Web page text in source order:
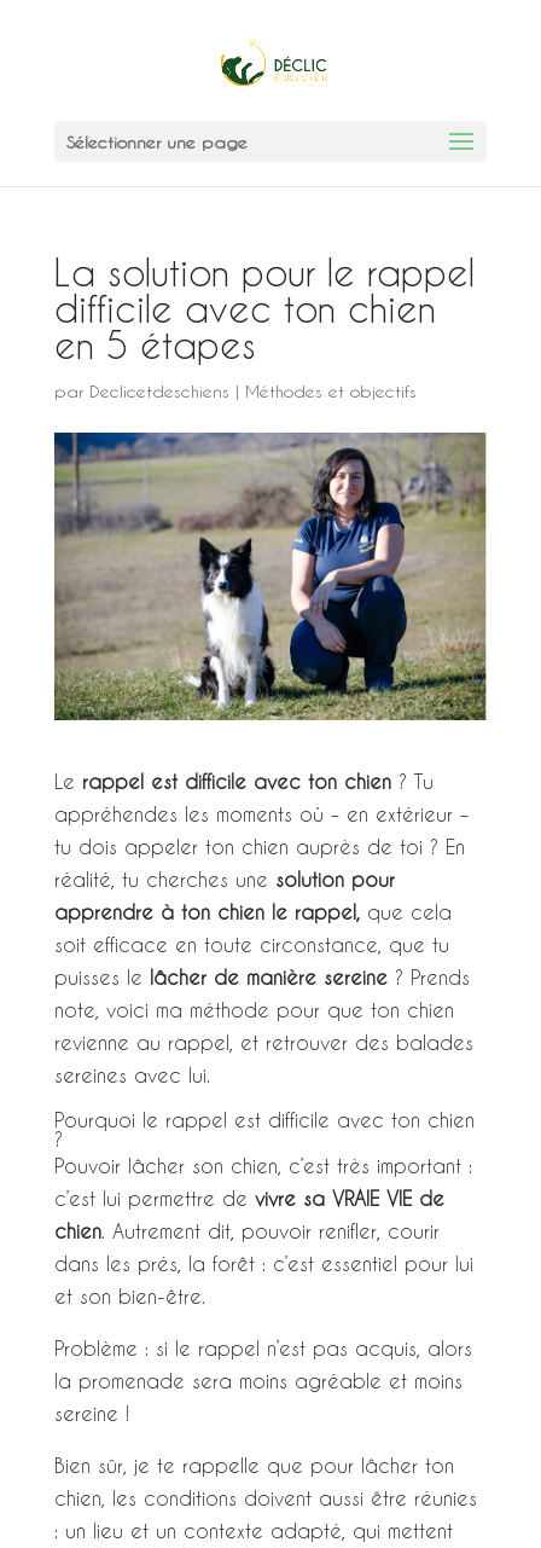
Sélectionner une page
La solution pour le rappel
difficile avec ton chien
en 5 étapes
par Declicetdeschiens | Méthodes et objectifs
Le rappel est difficile avec ton chien ? Tu
appréhendes les moments où – en extérieur –
tu dois appeler ton chien auprès de toi ? En
réalité, tu cherches une solution pour
apprendre à ton chien le rappel, que cela
soit efficace en toute circonstance, que tu
puisses le lâcher de manière sereine ? Prends
note, voici ma méthode pour que ton chien
revienne au rappel, et retrouver des balades
sereines avec lui.
Pourquoi le rappel est difficile avec ton chien
?
Pouvoir lâcher son chien, c’est très important :
c’est lui permettre de vivre sa VRAIE VIE de
chien. Autrement dit, pouvoir renifler, courir
dans les prés, la forêt : c’est essentiel pour lui
et son bien-être.
Problème : si le rappel n’est pas acquis, alors
la promenade sera moins agréable et moins
sereine !
Bien sûr, je te rappelle que pour lâcher ton
chien, les conditions doivent aussi être réunies
: un lieu et un contexte adapté, qui mettent